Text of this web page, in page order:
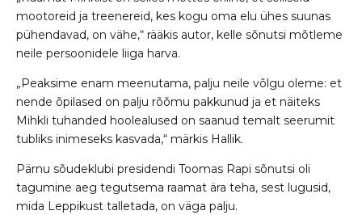
mootoreid ja treenereid, kes kogu oma elu ühes suunas
pühendavad, on vähe,“ rääkis autor, kelle sõnutsi mõtleme
neile persoonidele liiga harva.
„Peaksime enam meenutama, palju neile võlgu oleme: et
nende õpilased on palju rõõmu pakkunud ja et näiteks
Mihkli tuhanded hoolealused on saanud temalt seerumit
tubliks inimeseks kasvada,“ märkis Hallik.
Pärnu sõudeklubi presidendi Toomas Rapi sõnutsi oli
tagumine aeg tegutsema raamat ära teha, sest lugusid,
mida Leppikust talletada, on väga palju.